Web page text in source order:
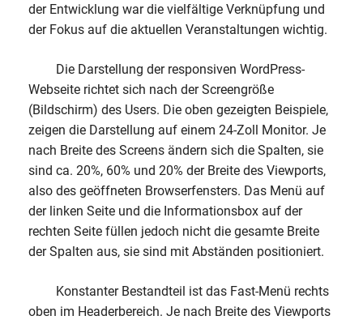
der Entwicklung war die vielfältige Verknüpfung und
der Fokus auf die aktuellen Veranstaltungen wichtig.
Die Darstellung der responsiven WordPress-
Webseite richtet sich nach der Screengröße
(Bildschirm) des Users. Die oben gezeigten Beispiele,
zeigen die Darstellung auf einem 24-Zoll Monitor. Je
nach Breite des Screens ändern sich die Spalten, sie
sind ca. 20%, 60% und 20% der Breite des Viewports,
also des geöffneten Browserfensters. Das Menü auf
der linken Seite und die Informationsbox auf der
rechten Seite füllen jedoch nicht die gesamte Breite
der Spalten aus, sie sind mit Abständen positioniert.
Konstanter Bestandteil ist das Fast-Menü rechts
oben im Headerbereich. Je nach Breite des Viewports